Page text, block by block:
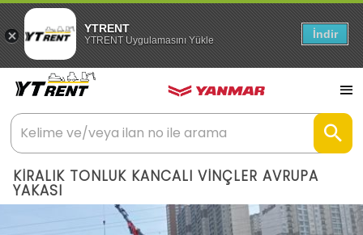
YTRENT
YTRENT Uygulamasını Yükle İndir
KİRALIK TONLUK KANCALI VİNÇLER AVRUPA
YAKASI